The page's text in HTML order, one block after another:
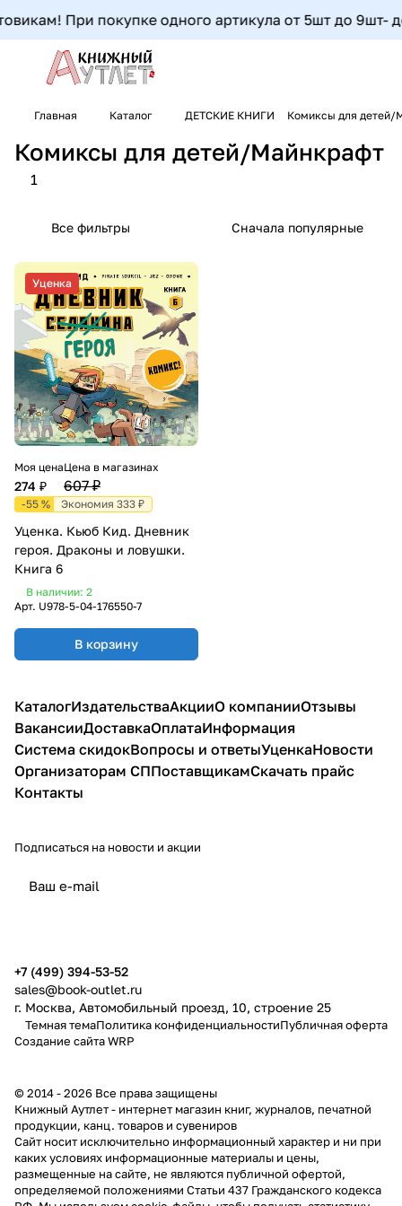
При покупке одного артикула от 5шт до 9шт-
Главная Каталог ДЕТСКИЕ КНИГИ Комиксы для детей/
Комиксы для детей/Майнкрафт
1
Все фильтры Сначала популярные
Уценка
Моя цена
274 ₽
Цена в магазинах
607 ₽
-55 % Экономия 333 ₽
Уценка. Кьюб Кид. Дневник
героя. Драконы и ловушки.
Книга 6
В наличии: 2
Арт. U978-5-04-176550-7
В корзину
КаталогИздательстваАкцииО компанииОтзывы
ВакансииДоставкаОплатаИнформация
Система скидокВопросы и ответыУценкаНовости
Организаторам СППоставщикамСкачать прайс
Контакты
Подписаться на новости и акции
+7 (499) 394-53-52
sales@book-outlet.ru
г. Москва, Автомобильный проезд, 10, строение 25
Темная темаПолитика конфиденциальностиПубличная оферта
Создание сайтаWRP
© 2014 - 2026 Все права защищены
Книжный Аутлет - интернет магазин книг, журналов, печатной
продукции, канц. товаров и сувениров
Cайт носит исключительно информационный характер и ни при
каких условиях информационные материалы и цены,
размещенные на сайте, не являются публичной офертой,
определяемой положениями Статьи 437 Гражданского кодекса